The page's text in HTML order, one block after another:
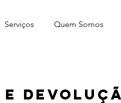
Serviços Quem Somos